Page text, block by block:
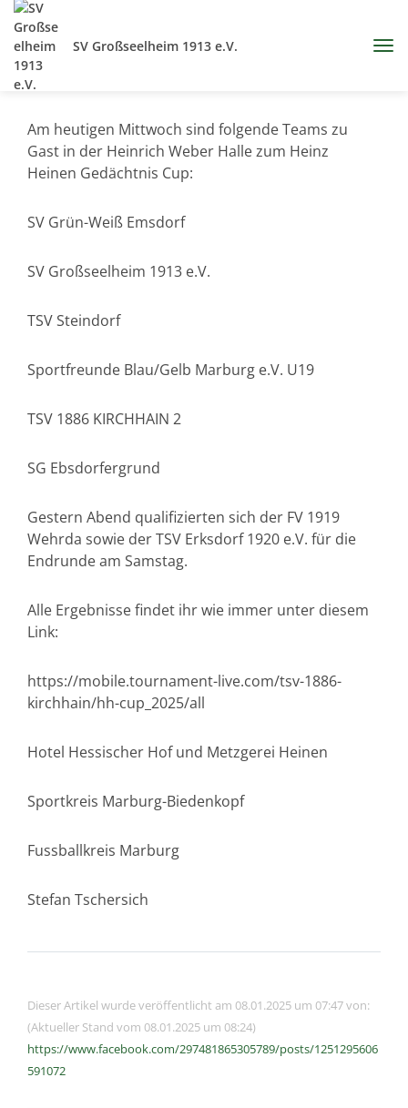
SV Großseelheim 1913 e.V.
Am heutigen Mittwoch sind folgende Teams zu
Gast in der Heinrich Weber Halle zum Heinz
Heinen Gedächtnis Cup:
SV Grün-Weiß Emsdorf
SV Großseelheim 1913 e.V.
TSV Steindorf
Sportfreunde Blau/Gelb Marburg e.V. U19
TSV 1886 KIRCHHAIN 2
SG Ebsdorfergrund
Gestern Abend qualifizierten sich der FV 1919
Wehrda sowie der TSV Erksdorf 1920 e.V. für die
Endrunde am Samstag.
Alle Ergebnisse findet ihr wie immer unter diesem
Link:
https://mobile.tournament-live.com/tsv-1886-
kirchhain/hh-cup_2025/all
Hotel Hessischer Hof und Metzgerei Heinen
Sportkreis Marburg-Biedenkopf
Fussballkreis Marburg
Stefan Tschersich
Dieser Artikel wurde veröffentlicht am 08.01.2025 um 07:47 von:
(Aktueller Stand vom 08.01.2025 um 08:24)
https://www.facebook.com/297481865305789/posts/1251295606
591072